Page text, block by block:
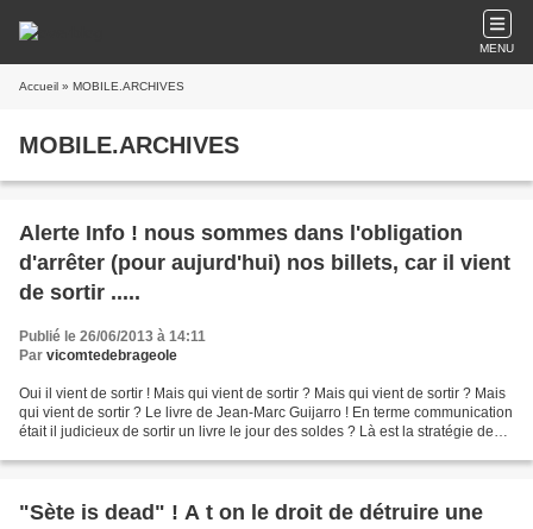
MENU
Accueil » MOBILE.ARCHIVES
MOBILE.ARCHIVES
Alerte Info ! nous sommes dans l'obligation
d'arrêter (pour aujurd'hui) nos billets, car il vient
de sortir .....
Publié le 26/06/2013 à 14:11
Par vicomtedebrageole
Oui il vient de sortir ! Mais qui vient de sortir ? Mais qui vient de sortir ? Mais
qui vient de sortir ? Le livre de Jean-Marc Guijarro ! En terme communication
était il judicieux de sortir un livre le jour des soldes ? Là est la stratégie de
"Sète is dead" ! A t on le droit de détruire une